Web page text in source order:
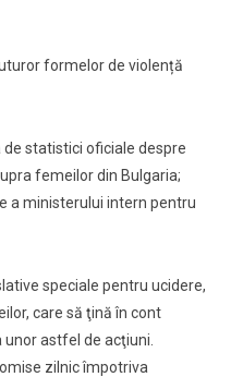
formelor de violență
statistici oficiale despre
femeilor din Bulgaria;
a ministerului intern pentru
speciale pentru ucidere,
care să ţină în cont
astfel de acţiuni.
zilnic împotriva